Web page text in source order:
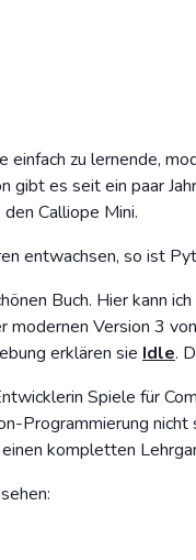
zu lernende,
es seit ein paar
Calliope Mini.
entwachsen, so ist
Buch. Hier kann ich
Version 3
erklären sie Idle.
Spiele für
Programmierung
kompletten